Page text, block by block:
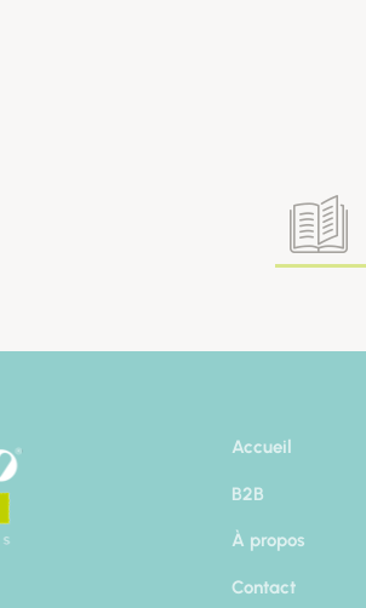
Accueil
B2B
À propos
Contact